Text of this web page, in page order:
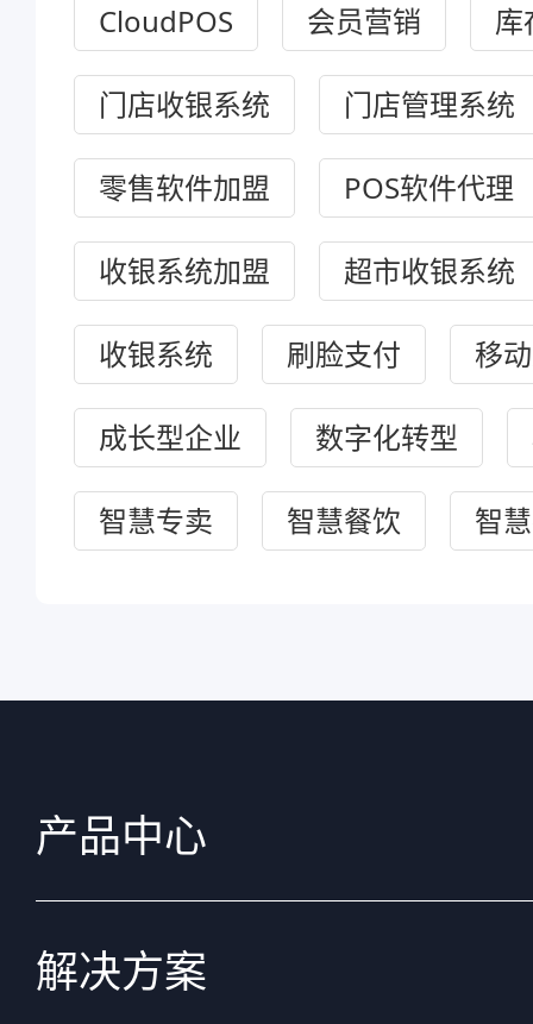
CloudPOS 会员营销 库
门店收银系统 门店管理系统
零售软件加盟 POS软件代理
收银系统加盟 超市收银系统
收银系统 刷脸支付 移
成长型企业 数字化转型
智慧专卖 智慧餐饮 智
产品中心
解决方案